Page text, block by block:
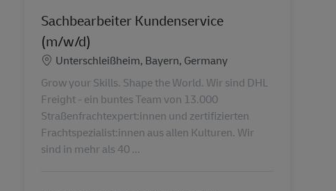
Sachbearbeiter Kundenservice
(m/w/d)
Locatie
Unterschleißheim, Bayern, Germany
Grow your Skills. Shape the World. Wir sind DHL
Freight - ein buntes Team von 13.000
Straßenfrachtexpert:innen und zertifizierten
Frachtspezialist:innen aus allen Kulturen. Wir
sind in mehr als 40 ...